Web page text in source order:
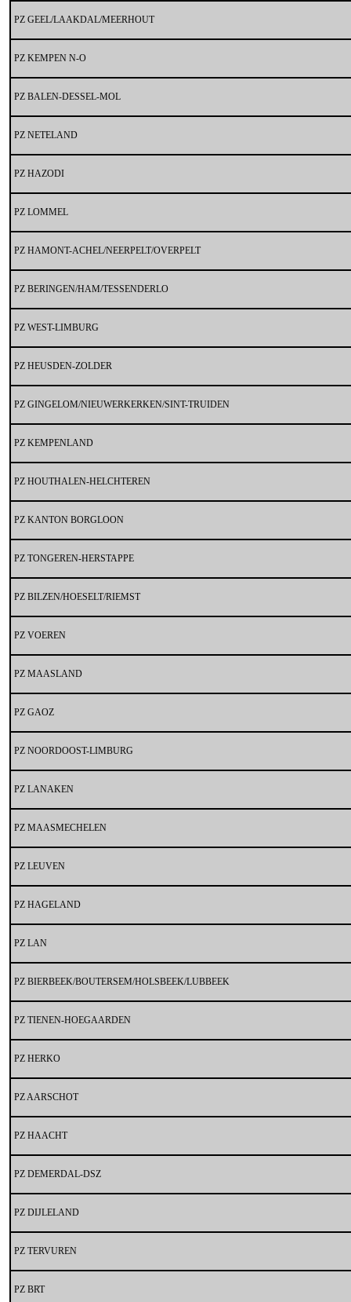
PZ GEEL/LAAKDAL/MEERHOUT
PZ KEMPEN N-O
PZ BALEN-DESSEL-MOL
PZ NETELAND
PZ HAZODI
PZ LOMMEL
PZ HAMONT-ACHEL/NEERPELT/OVERPELT
PZ BERINGEN/HAM/TESSENDERLO
PZ WEST-LIMBURG
PZ HEUSDEN-ZOLDER
PZ GINGELOM/NIEUWERKERKEN/SINT-TRUIDEN
PZ KEMPENLAND
PZ HOUTHALEN-HELCHTEREN
PZ KANTON BORGLOON
PZ TONGEREN-HERSTAPPE
PZ BILZEN/HOESELT/RIEMST
PZ VOEREN
PZ MAASLAND
PZ GAOZ
PZ NOORDOOST-LIMBURG
PZ LANAKEN
PZ MAASMECHELEN
PZ LEUVEN
PZ HAGELAND
PZ LAN
PZ BIERBEEK/BOUTERSEM/HOLSBEEK/LUBBEEK
PZ TIENEN-HOEGAARDEN
PZ HERKO
PZ AARSCHOT
PZ HAACHT
PZ DEMERDAL-DSZ
PZ DIJLELAND
PZ TERVUREN
PZ BRT